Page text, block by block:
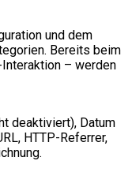
und dem
Bereits beim
– werden
deaktiviert), Datum
HTTP-Referrer,